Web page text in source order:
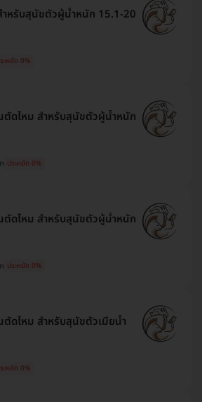
หรับสุนัขตัวผู้น้ำหนัก 15.1-20
ะหยัด 0%
ตัดไหม สำหรับสุนัขตัวผู้น้ำหนัก
ประหยัด 0%
ตัดไหม สำหรับสุนัขตัวผู้น้ำหนัก
ประหยัด 0%
ดไหม สำหรับสุนัขตัวเมียน้ำ
ะหยัด 0%